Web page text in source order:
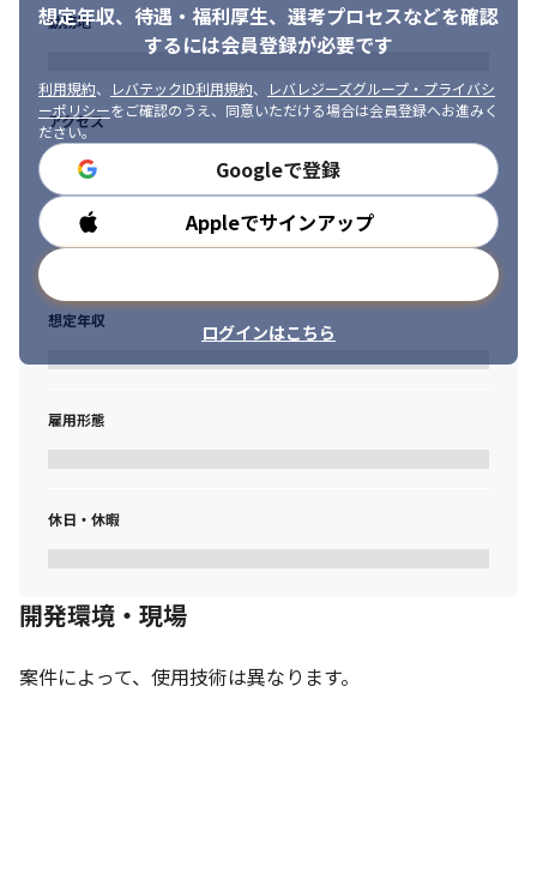
想定年収、待遇・福利厚生、 選考プロセスなどを確認
するには会員登録が必要です
利用規約、 レバテックID利用規約、
レバレジーズグループ・プライバシ
ーポリシーをご確認のうえ、同意いただける場合は会員登録へお進みく
ださい。
Googleで登録
Appleでサインアップ
ログインはこちら
勤務地
アクセス
勤務時間
想定年収
雇用形態
休日・休暇
開発環境・現場
案件によって、使用技術は異なります。